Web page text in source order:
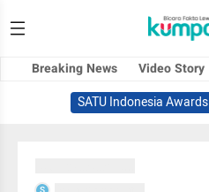
Breaking News Video Story
SATU Indonesia Awards